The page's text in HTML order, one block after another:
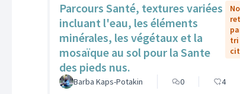
Parcours Santé, textures variées
incluant l'eau, les éléments
minérales, les végétaux et la
mosaïque au sol pour la Sante
des pieds nus.
tri
Barba Kaps-Potakin 0 4